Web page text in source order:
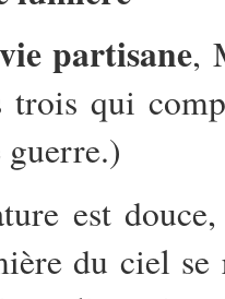
partisane,
trois qui
guerre.)
est
du ciel